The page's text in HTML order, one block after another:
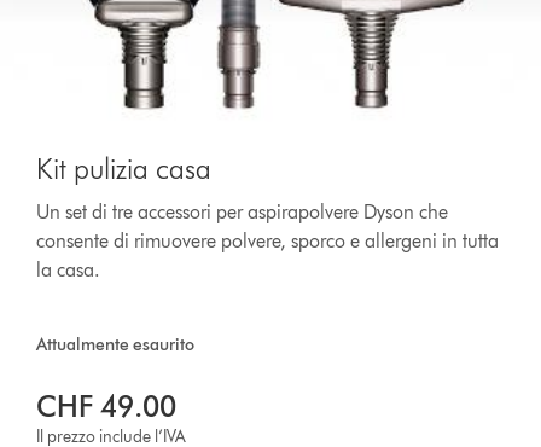
Kit pulizia casa
Un set di tre accessori per aspirapolvere Dyson che
consente di rimuovere polvere, sporco e allergeni in tutta
la casa.
Attualmente esaurito
CHF 49.00
Il prezzo include l’IVA